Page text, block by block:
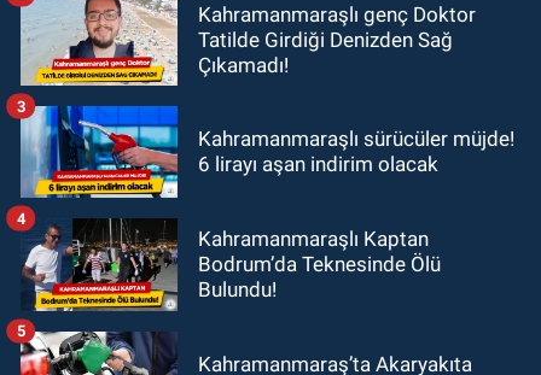
Kahramanmaraşlı genç Doktor
Tatilde Girdiği Denizden Sağ
Çıkamadı!
Kahramanmaraşlı sürücüler müjde!
6 lirayı aşan indirim olacak
3
Kahramanmaraşlı Kaptan
Bodrum’da Teknesinde Ölü
Bulundu!
4
Kahramanmaraş’ta Akaryakıta
5